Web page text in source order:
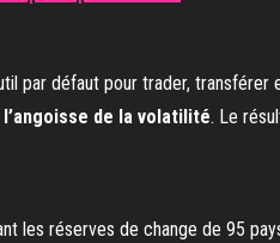
par défaut pour trader, transférer
de la volatilité. Le
les réserves de change de 95